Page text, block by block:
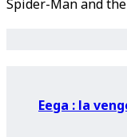
Spider-Man and
Eega : la